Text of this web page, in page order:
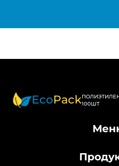
EcoPack100ШТ